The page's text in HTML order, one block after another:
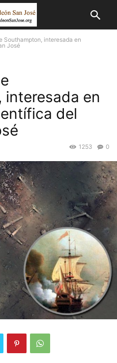
Southampton, interesada en
José
interesada en
del
0
1253